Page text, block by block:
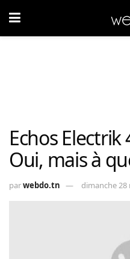
Echos
Oui, mais à
parwebdo.tn dimanche 28